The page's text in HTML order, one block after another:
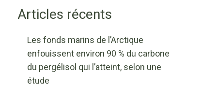
Articles récents
Les fonds marins de l’Arctique
enfouissent environ 90 % du carbone
du pergélisol qui l’atteint, selon une
étude